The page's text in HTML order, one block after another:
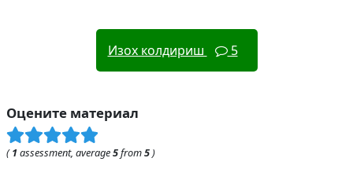
Изох колдириш 5
Оцените материал
(1assessment, average5from5)